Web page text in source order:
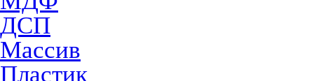
ДСП
Массив
Пластик